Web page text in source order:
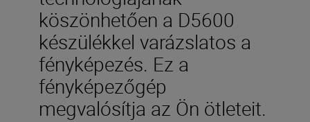
köszönhetően a D5600
készülékkel varázslatos a
fényképezés. Ez a
fényképezőgép
megvalósítja az Ön ötleteit.